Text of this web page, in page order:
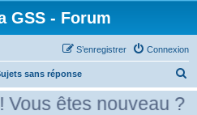
GSS - Forum
Connexion
S’enregistrer
sans réponse
e
êtes nouveau ?